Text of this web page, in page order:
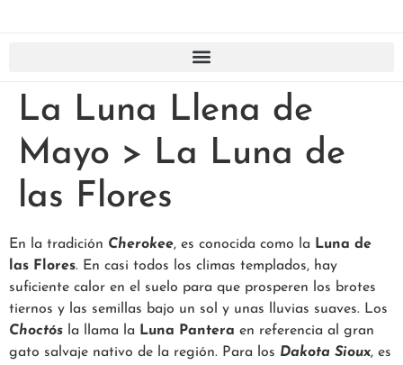
La Luna Llena de
Mayo > La Luna de
las Flores
En la tradición Cherokee, es conocida como la Luna de
las Flores. En casi todos los climas templados, hay
suficiente calor en el suelo para que prosperen los brotes
tiernos y las semillas bajo un sol y unas lluvias suaves. Los
Choctós la llama la Luna Pantera en referencia al gran
gato salvaje nativo de la región. Para los Dakota Sioux, es